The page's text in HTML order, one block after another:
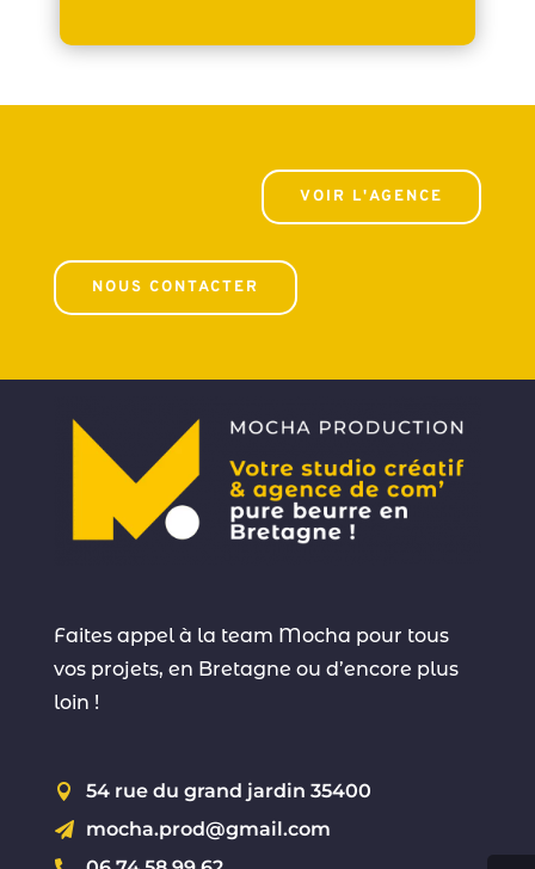
VOIR L'AGENCE
NOUS CONTACTER
Faites appel à la team Mocha pour tous
vos projets, en Bretagne ou d’encore plus
loin !
 54 rue du grand jardin 35400
 mocha.prod@gmail.com